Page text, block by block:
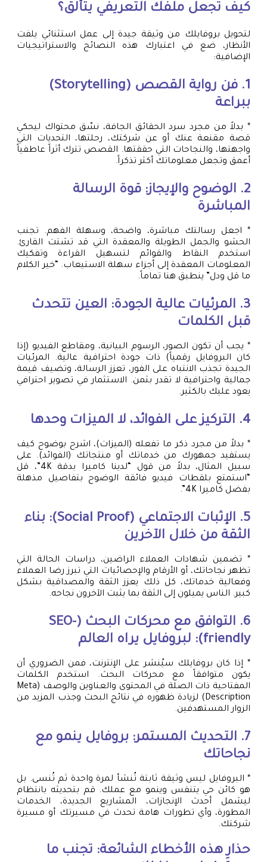
كيف تجعل ملفك التعريفي يتألق؟
لتحويل بروفايلك من وثيقة جيدة إلى عمل استثنائي يلفت
الأنظار، ضع في اعتبارك هذه النصائح والاستراتيجيات
الإضافية:
1. فن رواية القصص (Storytelling)
ببراعة
* بدلاً من مجرد سرد الحقائق الجافة، نسّق محتواك ليحكي
قصة مقنعة عنك أو عن شركتك، رحلتها، التحديات التي
واجهتها، والنجاحات التي حققتها. القصص تترك أثراً عاطفياً
أعمق وتجعل معلوماتك أكثر تذكراً.
2. الوضوح والإيجاز: قوة الرسالة
المباشرة
* اجعل رسالتك مباشرة، واضحة، وسهلة الفهم. تجنب
الحشو والجمل الطويلة والمعقدة التي قد تشتت القارئ.
استخدم النقاط والقوائم لتسهيل القراءة وتفكيك
المعلومات المعقدة إلى أجزاء سهلة الاستيعاب. “خير الكلام
ما قل ودل” ينطبق هنا تماماً.
3. المرئيات عالية الجودة: العين تتحدث
قبل الكلمات
* يجب أن تكون الصور، الرسوم البيانية، ومقاطع الفيديو (إذا
كان البروفايل رقمياً) ذات جودة احترافية عالية. المرئيات
الجيدة تجذب الانتباه على الفور، تعزز الرسالة، وتضيف قيمة
جمالية واحترافية لا تقدر بثمن. الاستثمار في تصوير احترافي
يعود عليك بالكثير.
4. التركيز على الفوائد، لا الميزات وحدها
* بدلاً من مجرد ذكر ما تفعله (الميزات)، اشرح بوضوح كيف
يستفيد جمهورك من خدماتك أو منتجاتك (الفوائد). على
سبيل المثال، بدلاً من قول “لدينا كاميرا بدقة 4K”، قل
“استمتع بلقطات فيديو فائقة الوضوح بتفاصيل مذهلة
بفضل كاميرا 4K”.
5. الإثبات الاجتماعي (Social Proof): بناء
الثقة من خلال الآخرين
* تضمين شهادات العملاء الراضين، دراسات الحالة التي
تظهر نجاحاتك، أو الأرقام والإحصائيات التي تبرز رضا العملاء
وفعالية خدماتك، كل ذلك يعزز الثقة والمصداقية بشكل
كبير. الناس يميلون إلى الثقة بما يثبت الآخرون نجاحه.
6. التوافق مع محركات البحث (SEO-
friendly): لبروفايل يراه العالم
* إذا كان بروفايلك سيُنشر على الإنترنت، فمن الضروري أن
يكون متوافقاً مع محركات البحث. استخدم الكلمات
المفتاحية ذات الصلة في المحتوى والعناوين والوصف (Meta
Description) لزيادة ظهوره في نتائج البحث وجذب المزيد من
الزوار المستهدفين.
7. التحديث المستمر: بروفايل ينمو مع
نجاحاتك
* البروفايل ليس وثيقة ثابتة تُنشأ لمرة واحدة ثم تُنسى. بل
هو كائن حي يتنفس وينمو مع عملك. قم بتحديثه بانتظام
ليشمل أحدث الإنجازات، المشاريع الجديدة، الخدمات
المطورة، وأي تطورات هامة تحدث في مسيرتك أو مسيرة
شركتك.
حذارِ هذه الأخطاء الشائعة: تجنب ما